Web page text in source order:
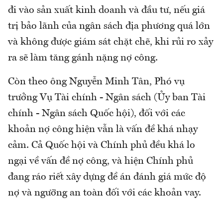
đi vào sản xuất kinh doanh và đầu tư, nếu giá
trị bảo lãnh của ngân sách địa phương quá lớn
và không được giám sát chặt chẽ, khi rủi ro xảy
ra sẽ làm tăng gánh nặng nợ công.
Còn theo ông Nguyễn Minh Tân, Phó vụ
trưởng Vụ Tài chính - Ngân sách (Ủy ban Tài
chính - Ngân sách Quốc hội), đối với các
khoản nợ công hiện vẫn là vấn đề khá nhạy
cảm. Cả Quốc hội và Chính phủ đều khá lo
ngại về vấn đề nợ công, và hiện Chính phủ
đang ráo riết xây dựng đề án đánh giá mức độ
nợ và ngưỡng an toàn đối với các khoản vay.